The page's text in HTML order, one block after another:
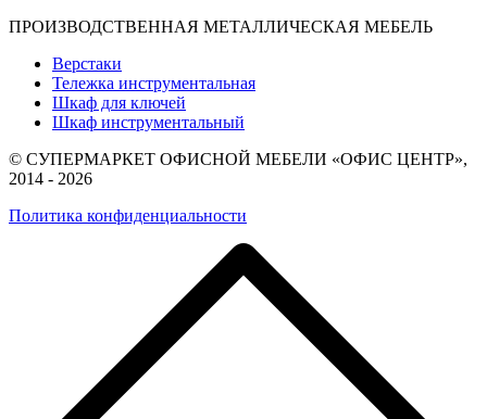
ПРОИЗВОДСТВЕННАЯ МЕТАЛЛИЧЕСКАЯ МЕБЕЛЬ
Верстаки
Тележка инструментальная
Шкаф для ключей
Шкаф инструментальный
© СУПЕРМАРКЕТ ОФИСНОЙ МЕБЕЛИ «ОФИС ЦЕНТР»,
2014 - 2026
Политика конфиденциальности